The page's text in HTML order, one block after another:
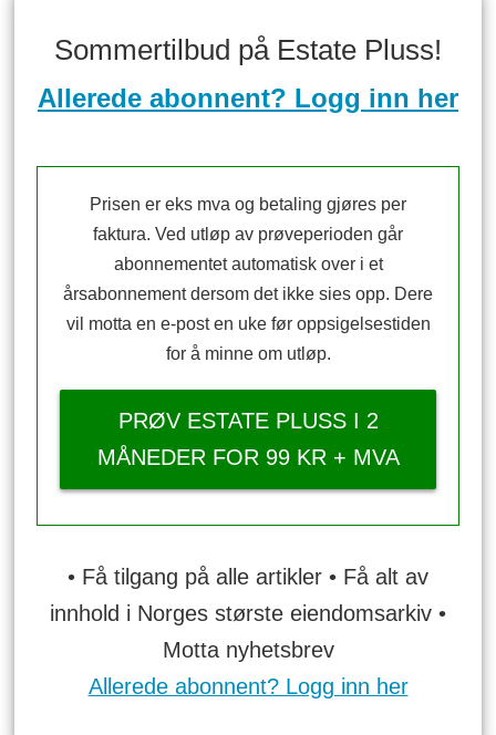
Sommertilbud på Estate Pluss!
Allerede abonnent? Logg inn her
Prisen er eks mva og betaling gjøres per
faktura. Ved utløp av prøveperioden går
abonnementet automatisk over i et
årsabonnement dersom det ikke sies opp. Dere
vil motta en e-post en uke før oppsigelsestiden
for å minne om utløp.
PRØV ESTATE PLUSS I 2
MÅNEDER FOR 99 KR + MVA
• Få tilgang på alle artikler • Få alt av
innhold i Norges største eiendomsarkiv •
Motta nyhetsbrev
Allerede abonnent? Logg inn her